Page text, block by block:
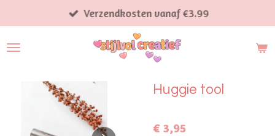
direct
naar
Verzendkosten vanaf €3.99
Huggie tool
€ 3,95